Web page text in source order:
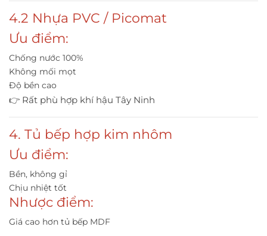
4.2 Nhựa PVC / Picomat
Ưu điểm:
Chống nước 100%
Không mối mọt
Độ bền cao
👉 Rất phù hợp khí hậu Tây Ninh
4. Tủ bếp hợp kim nhôm
Ưu điểm:
Bền, không gỉ
Chịu nhiệt tốt
Nhược điểm:
Giá cao hơn tủ bếp MDF